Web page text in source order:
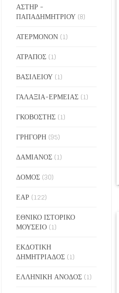
ΑΣΤΗΡ -
ΠΑΠΑΔΗΜΗΤΡΙΟΥ (8)
ΑΤΕΡΜΟΝΟΝ (1)
ΑΤΡΑΠΟΣ (1)
ΒΑΣΙΛΕΙΟΥ (1)
ΓΑΛΑΞΙΑ-ΕΡΜΕΙΑΣ (1)
ΓΚΟΒΟΣΤΗΣ (1)
ΓΡΗΓΟΡΗ (95)
ΔΑΜΙΑΝΟΣ (1)
ΔΟΜΟΣ (30)
ΕΑΡ (122)
ΕΘΝΙΚΟ ΙΣΤΟΡΙΚΟ
ΜΟΥΣΕΙΟ (1)
ΕΚΔΟΤΙΚΗ
ΔΗΜΗΤΡΙΑΔΟΣ (1)
ΕΛΛΗΝΙΚΗ ΑΝΟΔΟΣ (1)